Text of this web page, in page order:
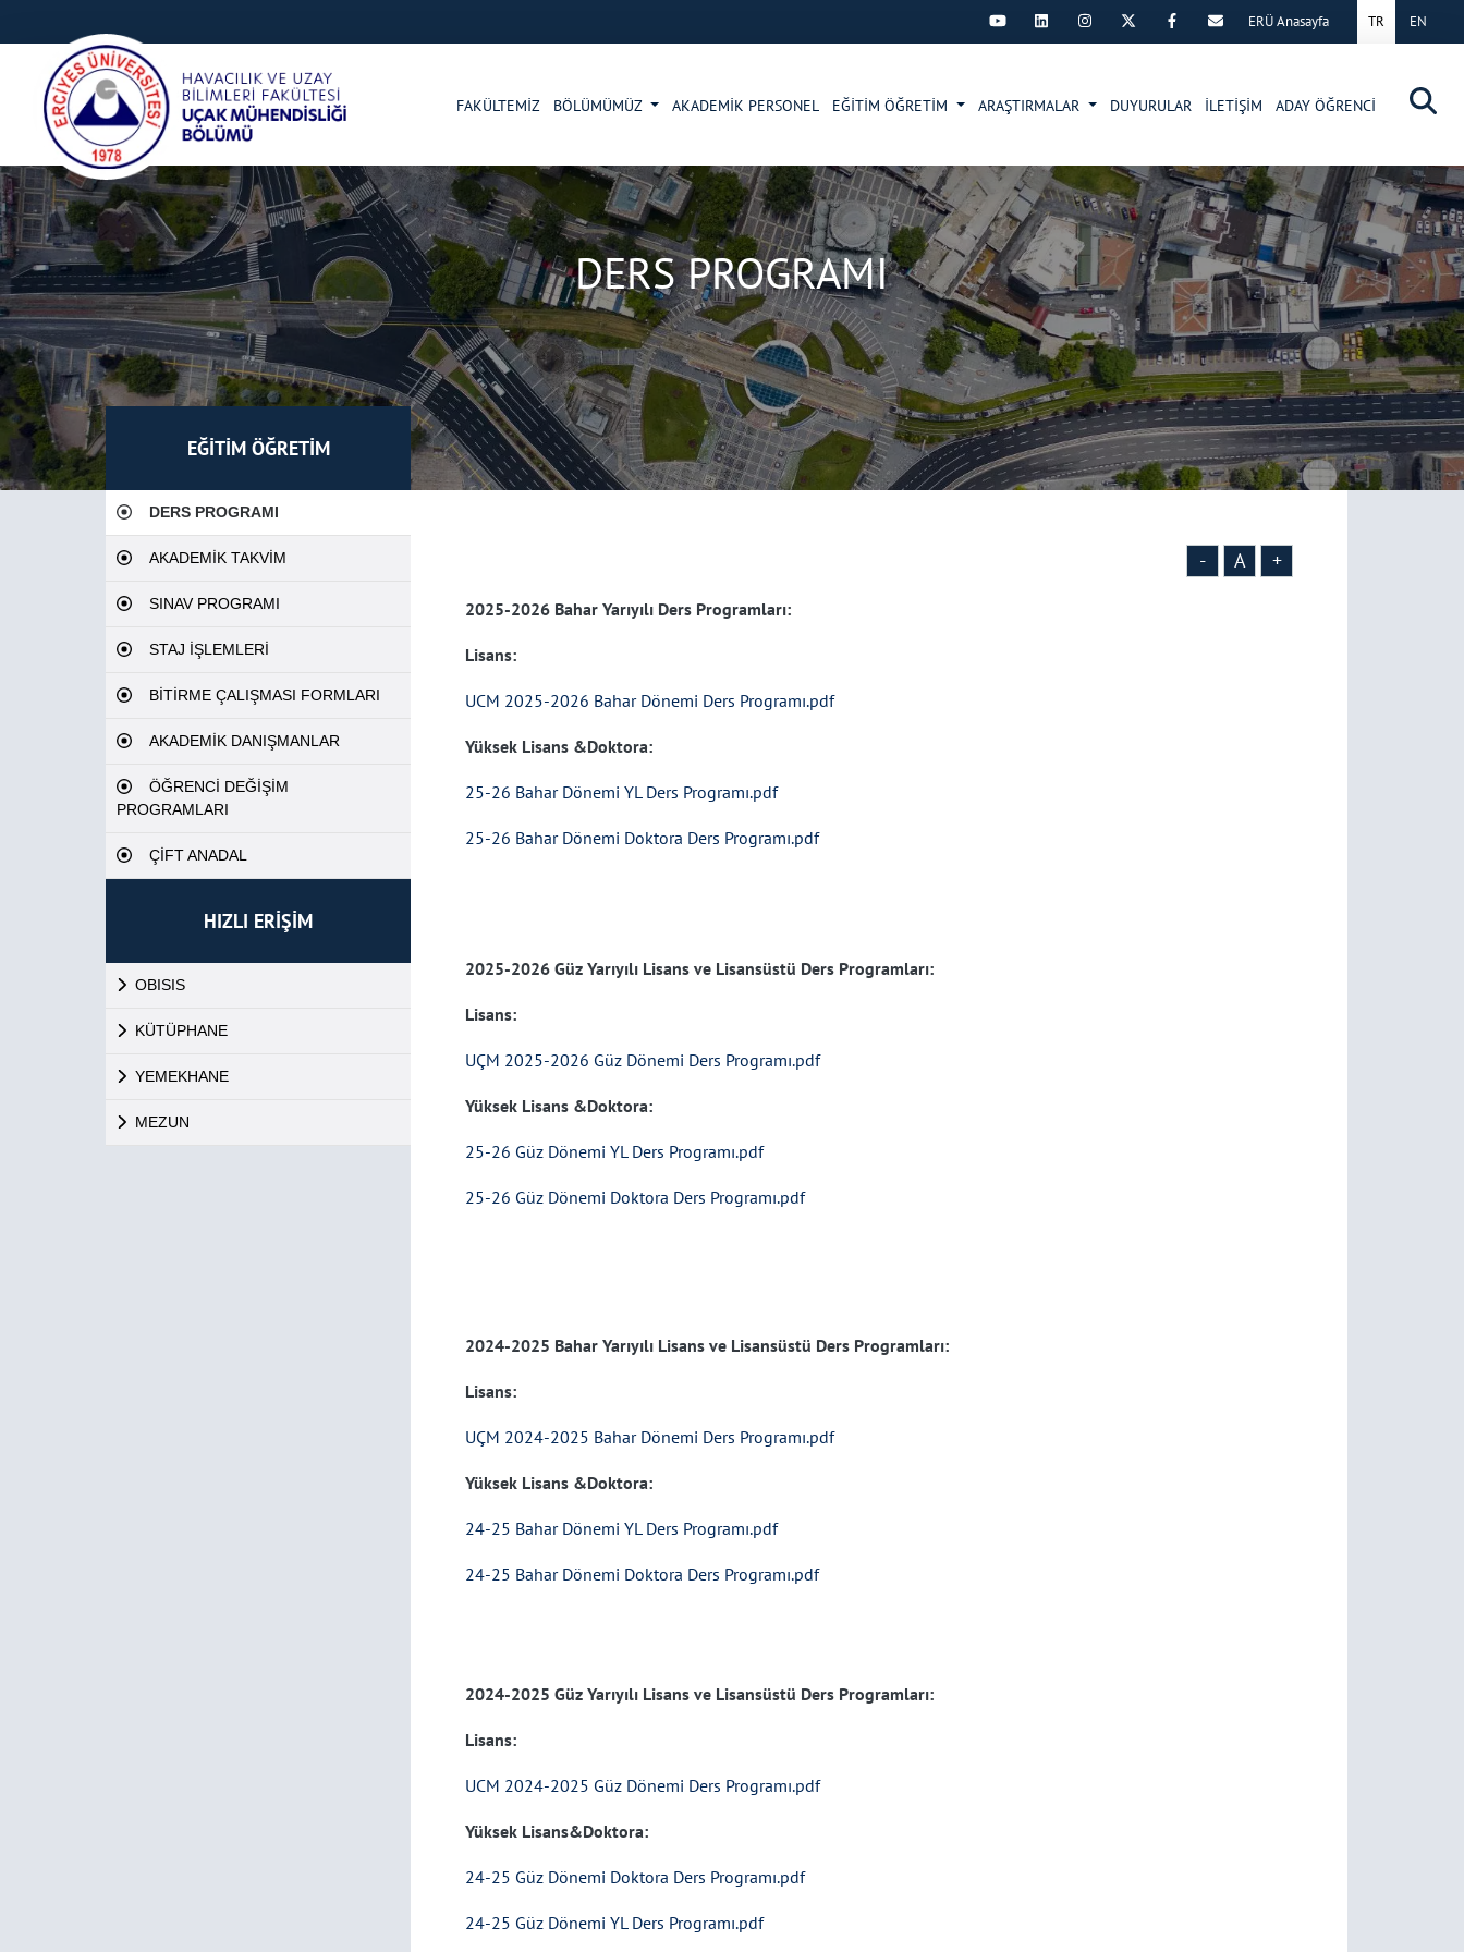
×
TR EN
ERÜ Anasayfa
FAKÜLTEMİZ BÖLÜMÜMÜZ AKADEMİK PERSONEL EĞİTİM ÖĞRETİM ARAŞTIRMALAR DUYURULAR İLETİŞİM ADAY ÖĞRENCİ
DERS PROGRAMI
EĞİTİM ÖĞRETİM
DERS PROGRAMI
AKADEMİK TAKVİM
SINAV PROGRAMI
STAJ İŞLEMLERİ
BİTİRME ÇALIŞMASI FORMLARI
AKADEMİK DANIŞMANLAR
ÖĞRENCİ DEĞİŞİM
PROGRAMLARI
ÇİFT ANADAL
HIZLI ERİŞİM
OBISIS
KÜTÜPHANE
YEMEKHANE
MEZUN
- A +
2025-2026 Bahar Yarıyılı Ders Programları:
Lisans:
UCM 2025-2026 Bahar Dönemi Ders Programı.pdf
Yüksek Lisans &Doktora:
25-26 Bahar Dönemi YL Ders Programı.pdf
25-26 Bahar Dönemi Doktora Ders Programı.pdf
2025-2026 Güz Yarıyılı Lisans ve Lisansüstü Ders Programları:
Lisans:
UÇM 2025-2026 Güz Dönemi Ders Programı.pdf
Yüksek Lisans &Doktora:
25-26 Güz Dönemi YL Ders Programı.pdf
25-26 Güz Dönemi Doktora Ders Programı.pdf
2024-2025 Bahar Yarıyılı Lisans ve Lisansüstü Ders Programları:
Lisans:
UÇM 2024-2025 Bahar Dönemi Ders Programı.pdf
Yüksek Lisans &Doktora:
24-25 Bahar Dönemi YL Ders Programı.pdf
24-25 Bahar Dönemi Doktora Ders Programı.pdf
2024-2025 Güz Yarıyılı Lisans ve Lisansüstü Ders Programları:
Lisans:
UCM 2024-2025 Güz Dönemi Ders Programı.pdf
Yüksek Lisans&Doktora:
24-25 Güz Dönemi Doktora Ders Programı.pdf
24-25 Güz Dönemi YL Ders Programı.pdf